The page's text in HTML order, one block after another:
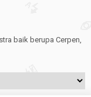
baik berupa Cerpen,